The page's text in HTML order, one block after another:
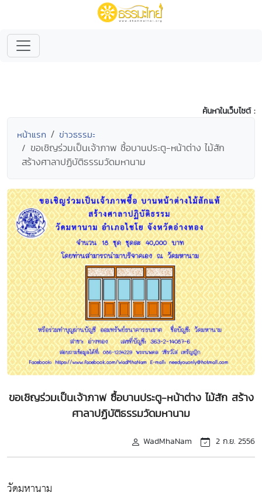
ค้นหาในเว็บไซต์ :
หน้าแรก ข่าวธรรมะ
ขอเชิญร่วมเป็นเจ้าภาพ ซื้อบานประตู-หน้าต่าง ไม้สัก
สร้างศาลาปฏิบัติธรรมวัดมหานาม
ขอเชิญร่วมเป็นเจ้าภาพ ซื้อบานประตู-หน้าต่าง ไม้สัก สร้าง
ศาลาปฏิบัติธรรมวัดมหานาม
WadMhaNam 2 ก.ย. 2556
วัดมหานาม